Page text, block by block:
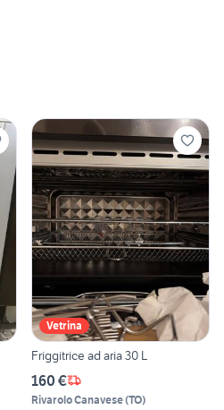
Vetrina
Friggitrice ad aria 30 L
160 €
Rivarolo Canavese(TO)